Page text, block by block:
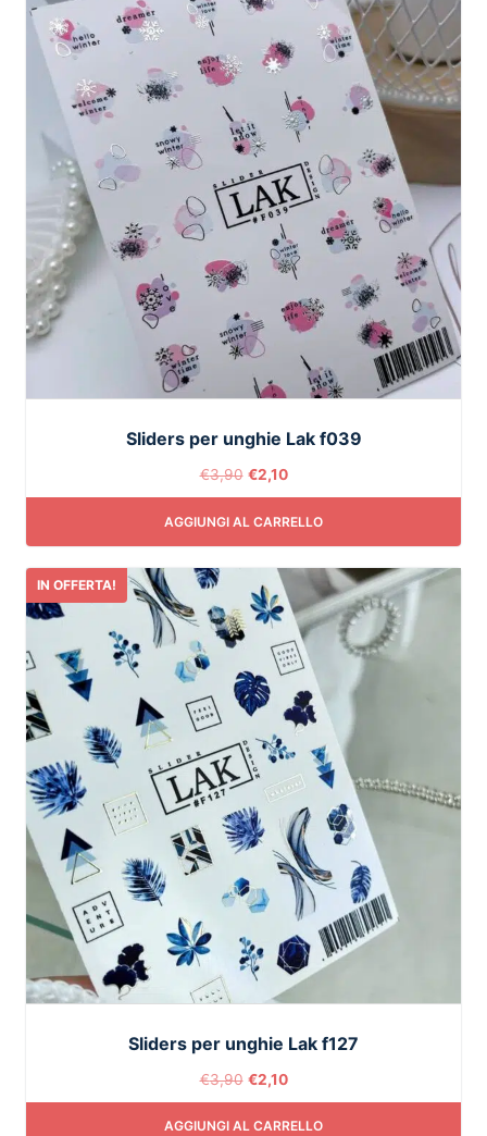
Sliders per unghie Lak f039
€3,90 €2,10
AGGIUNGI AL CARRELLO
IN OFFERTA!
Sliders per unghie Lak f127
€3,90 €2,10
AGGIUNGI AL CARRELLO